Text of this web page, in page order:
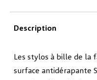
Description
Les stylos à bille de la
surface antidérapante